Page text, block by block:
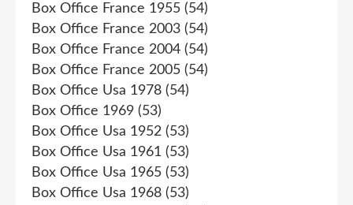
Box Office France 1955 (54)
Box Office France 2003 (54)
Box Office France 2004 (54)
Box Office France 2005 (54)
Box Office Usa 1978 (54)
Box Office 1969 (53)
Box Office Usa 1952 (53)
Box Office Usa 1961 (53)
Box Office Usa 1965 (53)
Box Office Usa 1968 (53)